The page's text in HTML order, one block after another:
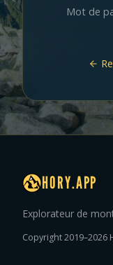
Mot de
HORY.APP
Explorateur de
Copyright 2019–2026